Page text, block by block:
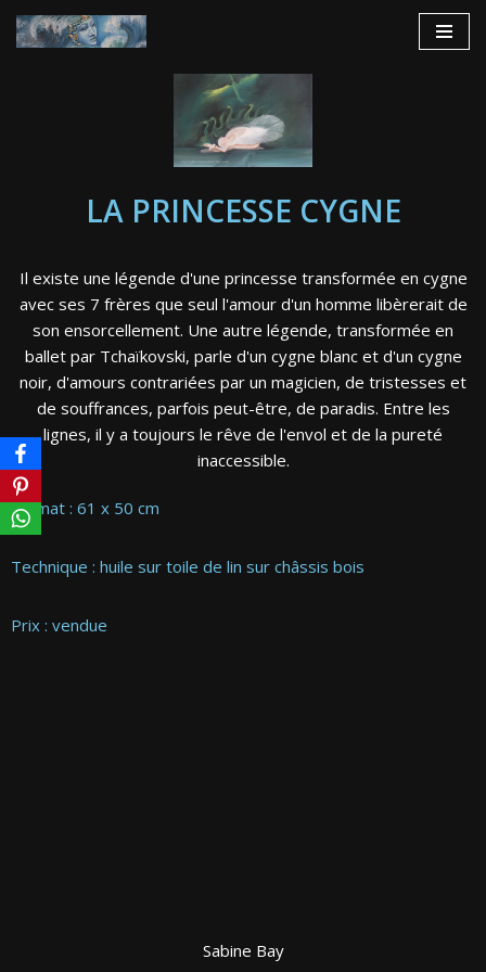
LA PRINCESSE CYGNE
Il existe une légende d'une princesse transformée en cygne
avec ses 7 frères que seul l'amour d'un homme libèrerait de
son ensorcellement. Une autre légende, transformée en
ballet par Tchaïkovski, parle d'un cygne blanc et d'un cygne
noir, d'amours contrariées par un magicien, de tristesses et
de souffrances, parfois peut-être, de paradis. Entre les
lignes, il y a toujours le rêve de l'envol et de la pureté
inaccessible.
Format : 61 x 50 cm
Technique : huile sur toile de lin sur châssis bois
Prix : vendue
Sabine Bay